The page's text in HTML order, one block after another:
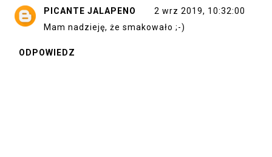
PICANTE JALAPENO
2 wrz 2019, 10:32:00
Mam nadzieję, że smakowało ;-)
ODPOWIEDZ